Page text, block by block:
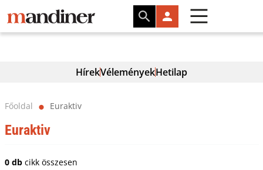
HírekVéleményekHetilap
Főoldal ⬤ Euraktiv
Euraktiv
0 dbcikk összesen